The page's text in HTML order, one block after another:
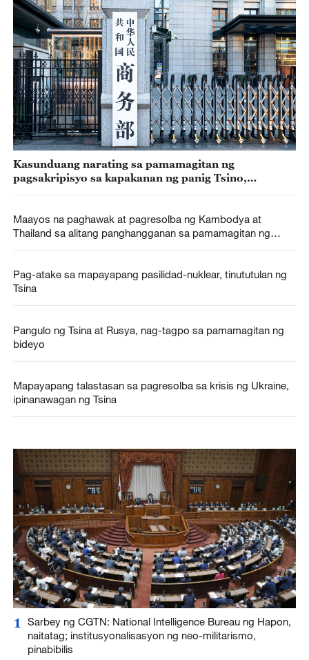
Kasunduang narating sa pamamagitan ng
pagsakripisyo sa kapakanan ng panig Tsino,
Maayos na paghawak at pagresolba ng Kambodya at
Thailand sa alitang panghangganan sa pamamagitan ng
Pag-atake sa mapayapang pasilidad-nuklear, tinututulan ng
Tsina
Pangulo ng Tsina at Rusya, nag-tagpo sa pamamagitan ng
bideyo
Mapayapang talastasan sa pagresolba sa krisis ng Ukraine,
ipinanawagan ng Tsina
1
Sarbey ng CGTN: National Intelligence Bureau ng Hapon,
naitatag; institusyonalisasyon ng neo-militarismo,
pinabibilis